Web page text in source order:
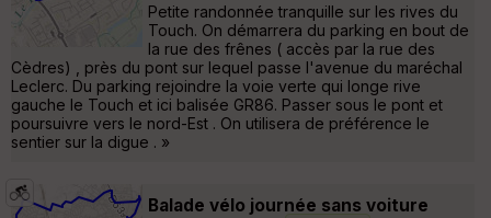
Petite randonnée tranquille sur les rives du
Touch. On démarrera du parking en bout de
la rue des frênes ( accès par la rue des
Cèdres) , près du pont sur lequel passe l'avenue du maréchal
Leclerc. Du parking rejoindre la voie verte qui longe rive
gauche le Touch et ici balisée GR86. Passer sous le pont et
poursuivre vers le nord-Est . On utilisera de préférence le
sentier sur la digue . »
Balade vélo journée sans voiture